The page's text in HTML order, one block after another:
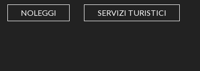
NOLEGGI SERVIZI TURISTICI